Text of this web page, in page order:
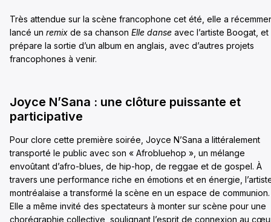
Très attendue sur la scène francophone cet été, elle a
lancé un remix de sa chanson Elle danse avec l’artiste Boogat, et
prépare la sortie d’un album en anglais, avec d’autres projets
francophones à venir.
Joyce N’Sana : une clôture puissante et
participative
Pour clore cette première soirée, Joyce N’Sana a littéralement
transporté le public avec son « Afrobluehop », un mélange
envoûtant d’afro-blues, de hip-hop, de reggae et de gospel. À
travers une performance riche en émotions et en énergie,
montréalaise a transformé la scène en un espace de communion.
Elle a même invité des spectateurs à monter sur scène pour une
chorégraphie collective, soulignant l’esprit de connexion au